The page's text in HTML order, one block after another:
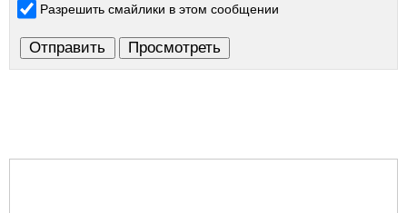
Разрешить смайлики в этом сообщении